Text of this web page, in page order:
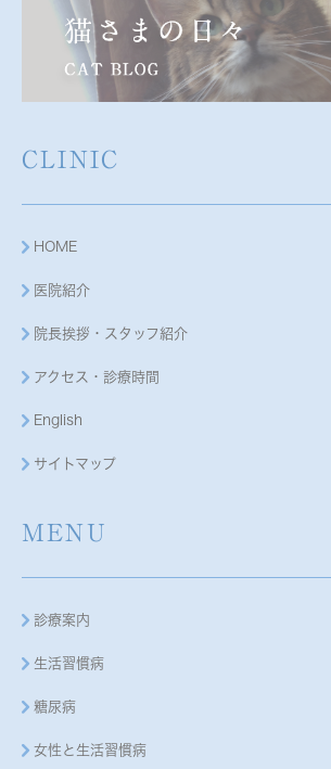
CLINIC
HOME
医院紹介
院長挨拶・スタッフ紹介
アクセス・診療時間
English
サイトマップ
MENU
診療案内
生活習慣病
糖尿病
女性と生活習慣病